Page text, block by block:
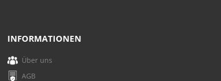
INFORMATIONEN
Über uns
AGB